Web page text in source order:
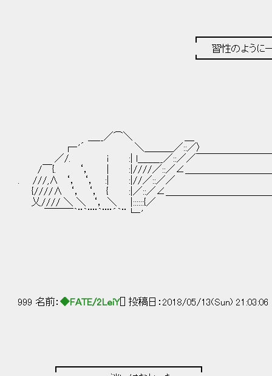
習性のように――――あるいは
＿__／⌒
┌‐'´ ＼＿＿
／/. i :| l＿＿__／::／／￣￣￣￣￣￣￣￣￣
/￣{. ‘， | :|////／::／∠＿＿＿＿＿＿＿＿＿＿＿
. ///,∧ ‘， ‘， :| :|//／::
{////∧ ‘， ‘， { :|／::／∠＿＿＿＿＿＿＿＿＿＿＿
乂//// ＼ ＼ ‘， ＼
￣￣￣｀¨｀¨¨｀¨¨´
999 名前： ◆FATE/2LeiY[] 投稿日：2018/05/13(Sun) 21:03:06
┏━━━━━━━━━━━━━━┓